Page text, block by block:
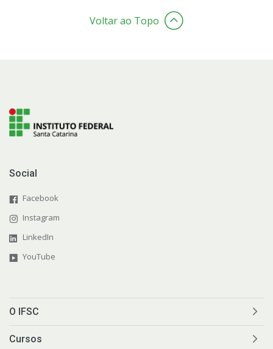
Voltar ao Topo
Social
Facebook
Instagram
LinkedIn
YouTube
O IFSC
Cursos